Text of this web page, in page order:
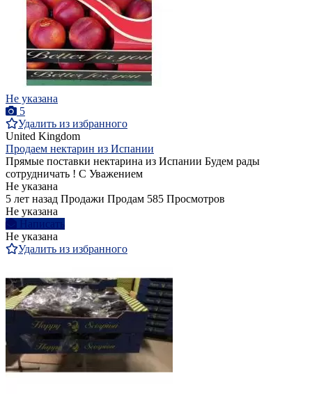
Не указана
5
Удалить из избранного
United Kingdom
Продаем нектарин из Испании
Прямые поставки нектарина из Испании Будем рады
сотрудничать ! С Уважением
Не указана
5 лет назад Продажи Продам 585 Просмотров
Не указана
Написать
Не указана
Удалить из избранного